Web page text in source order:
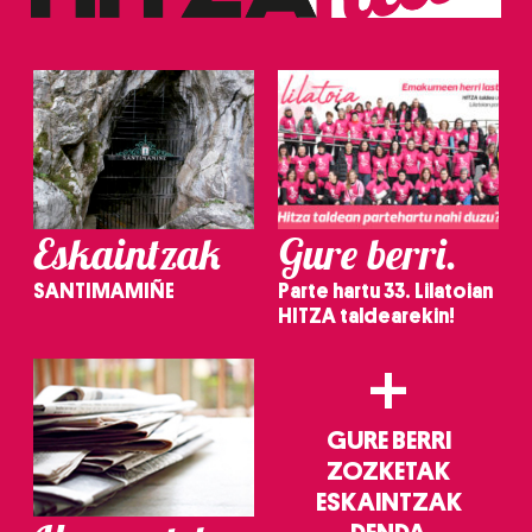
Eskaintzak
SANTIMAMIÑE
Gure berri.
Parte hartu 33. Lilatoian
HITZA taldearekin!
+
GURE BERRI
ZOZKETAK
ESKAINTZAK